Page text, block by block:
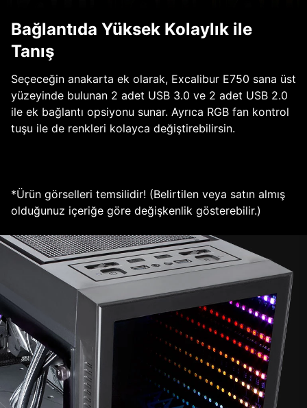
Bağlantıda Yüksek Kolaylık ile
Tanış
Seçeceğin anakarta ek olarak, Excalibur E750 sana üst
yüzeyinde bulunan 2 adet USB 3.0 ve 2 adet USB 2.0
ile ek bağlantı opsiyonu sunar. Ayrıca RGB fan kontrol
tuşu ile de renkleri kolayca değiştirebilirsin.
*Ürün görselleri temsilidir! (Belirtilen veya satın almış
olduğunuz içeriğe göre değişkenlik gösterebilir.)